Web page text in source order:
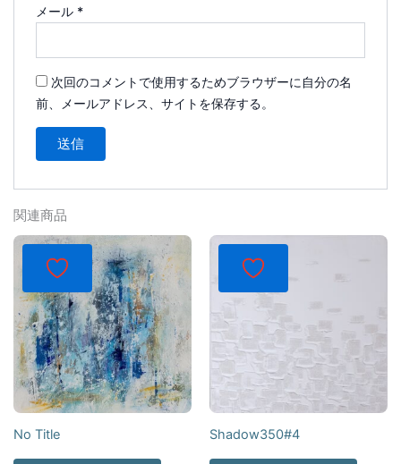
メール *
次回のコメントで使用するためブラウザーに自分の名
前、メールアドレス、サイトを保存する。
関連商品
No Title Shadow350#4